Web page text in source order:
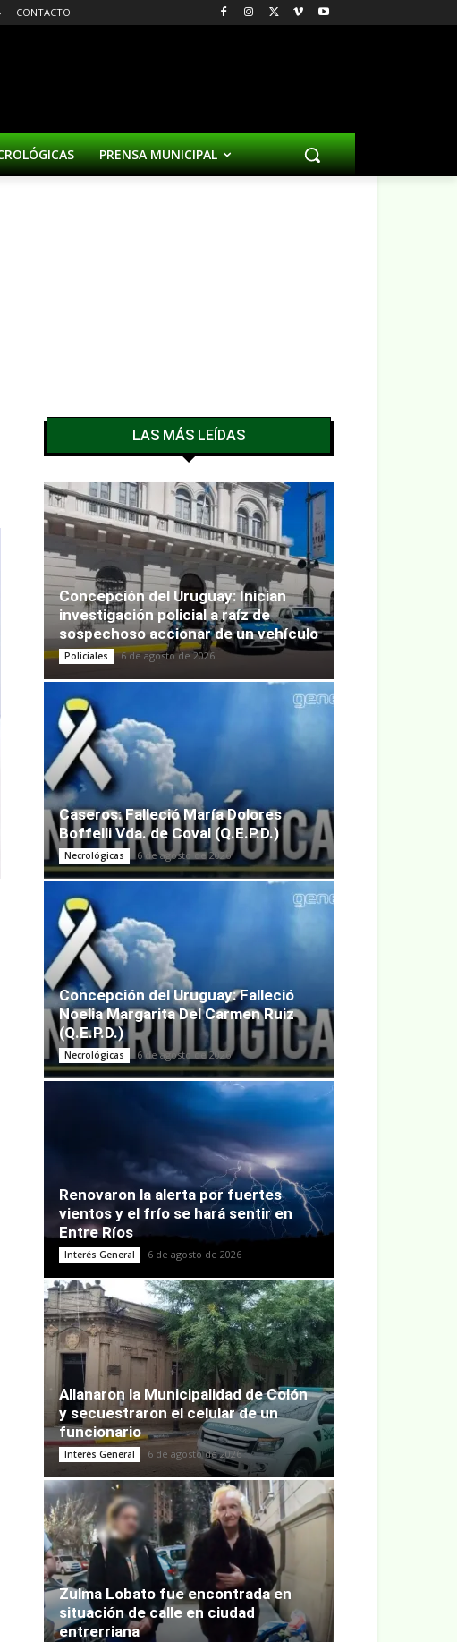
CONTACTO
PRENSA MUNICIPAL
LAS MÁS LEÍDAS
Concepción del Uruguay: Inician
investigación policial a raíz de
sospechoso accionar de un vehículo
Policiales 6 de agosto de 2026
Caseros: Falleció María Dolores
Boffelli Vda. de Coval (Q.E.P.D.)
Necrológicas 6 de agosto de 2026
Concepción del Uruguay: Falleció
Noelia Margarita Del Carmen Ruiz
(Q.E.P.D.)
Necrológicas 6 de agosto de 2026
Renovaron la alerta por fuertes
vientos y el frío se hará sentir en
Entre Ríos
Interés General 6 de agosto de 2026
Allanaron la Municipalidad de Colón
y secuestraron el celular de un
funcionario
Interés General 6 de agosto de 2026
Zulma Lobato fue encontrada en
situación de calle en ciudad
entrerriana